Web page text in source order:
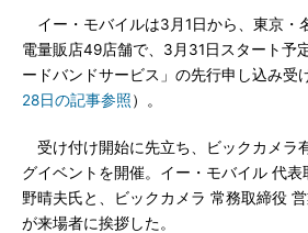
イー・モバイルは3月1日から、東京・
電量販店49店舗で、3月31日スタート予
ードバンドサービス」の先行申し込み受
28日の記事参照）。
受け付け開始に先立ち、ビックカメラ
グイベントを開催。イー・モバイル 代表
野晴夫氏と、ビックカメラ 常務取締役
が来場者に挨拶した。